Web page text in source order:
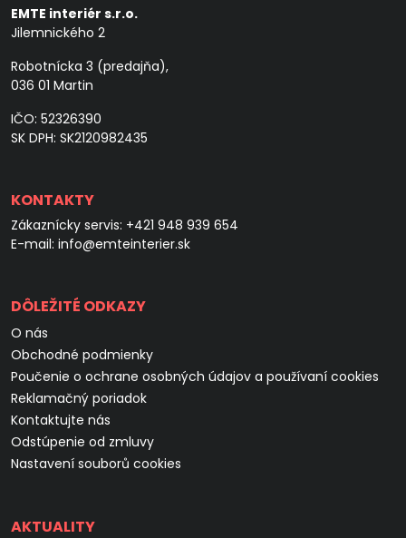
EMTE interiér s.r.o.
Jilemnického 2
Robotnícka 3 (predajňa),
036 01 Martin
IČO: 52326390
SK DPH: SK2120982435
KONTAKTY
Zákaznícky servis: +421 948 939 654
E-mail: info@emteinterier.sk
DÔLEŽITÉ ODKAZY
O nás
Obchodné podmienky
Poučenie o ochrane osobných údajov a používaní cookies
Reklamačný poriadok
Kontaktujte nás
Odstúpenie od zmluvy
Nastavení souborů cookies
AKTUALITY